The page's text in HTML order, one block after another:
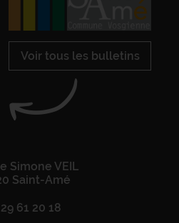
Voir tous les bulletins
Simone VEIL
Saint-Amé
61 20 18